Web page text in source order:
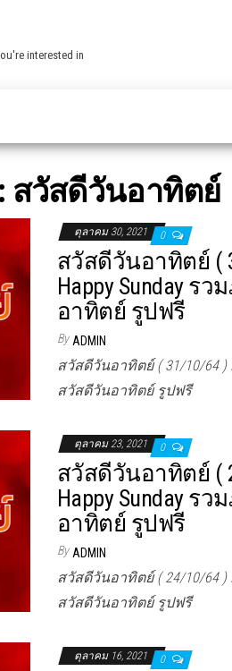
interested in
สวัสดีวันอาทิตย์
ตุลาคม 30, 2021 0
สวัสดีวันอาทิตย์ (
Happy Sunday ร
อาทิตย์ รูปฟรี
By ADMIN
สวัสดีวันอาทิตย์ ( 31/10/64 )
สวัสดีวันอาทิตย์ รูปฟรี
ตุลาคม 23, 2021 0
สวัสดีวันอาทิตย์ (
Happy Sunday ร
อาทิตย์ รูปฟรี
By ADMIN
สวัสดีวันอาทิตย์ ( 24/10/64 )
สวัสดีวันอาทิตย์ รูปฟรี
ตุลาคม 16, 2021 0